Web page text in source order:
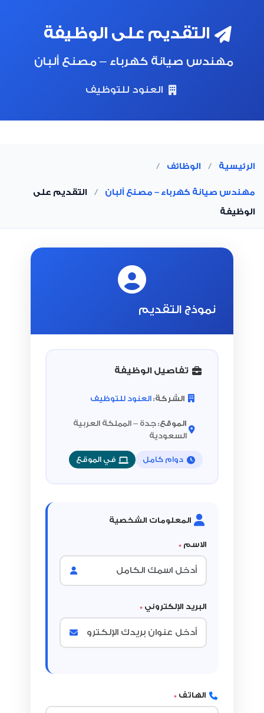
التقديم على الوظيفة
مهندس صيانة كهرباء – مصنع ألبان
العنود للتوظيف
الرئيسية / الوظائف /
مهندس صيانة كهرباء – مصنع ألبان /
التقديم على
الوظيفة
نموذج التقديم
تفاصيل الوظيفة
الشركة: العنود للتوظيف
الموقع: جدة – المملكة العربية
السعودية
دوام كامل في الموقع
المعلومات الشخصية
الاسم *
البريد الإلكتروني *
الهاتف*